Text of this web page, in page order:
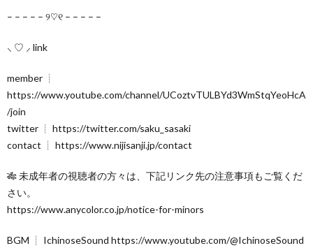
– – – – – ୨♡୧ – – – – –
⸜ ♡ ⸝ link
member ┊︎
https://www.youtube.com/channel/UCoztvTULBYd3WmStqYeoHcA
/join
twitter ┊︎ https://twitter.com/saku_sasaki
contact ┊︎ https://www.nijisanji.jp/contact
🎋 未成年者の視聴者の方々は、下記リンク先の注意事項もご覧くだ
さい。
https://www.anycolor.co.jp/notice-for-minors
BGM ┊︎ IchinoseSound https://www.youtube.com/@IchinoseSound